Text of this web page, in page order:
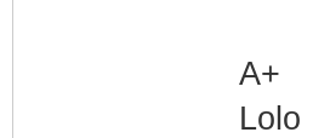
A+
Lolo